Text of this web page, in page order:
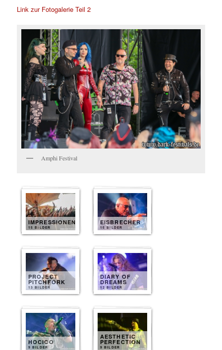
Link zur Fotogalerie Teil 2
Amphi Festival
IMPRESSIONEN
15 BILDER
EISBRECHER
15 BILDER
PROJECT
PITCHFORK
13 BILDER
DIARY OF
DREAMS
12 BILDER
HOCICO
9 BILDER
AESTHETIC
PERFECTION
9 BILDER